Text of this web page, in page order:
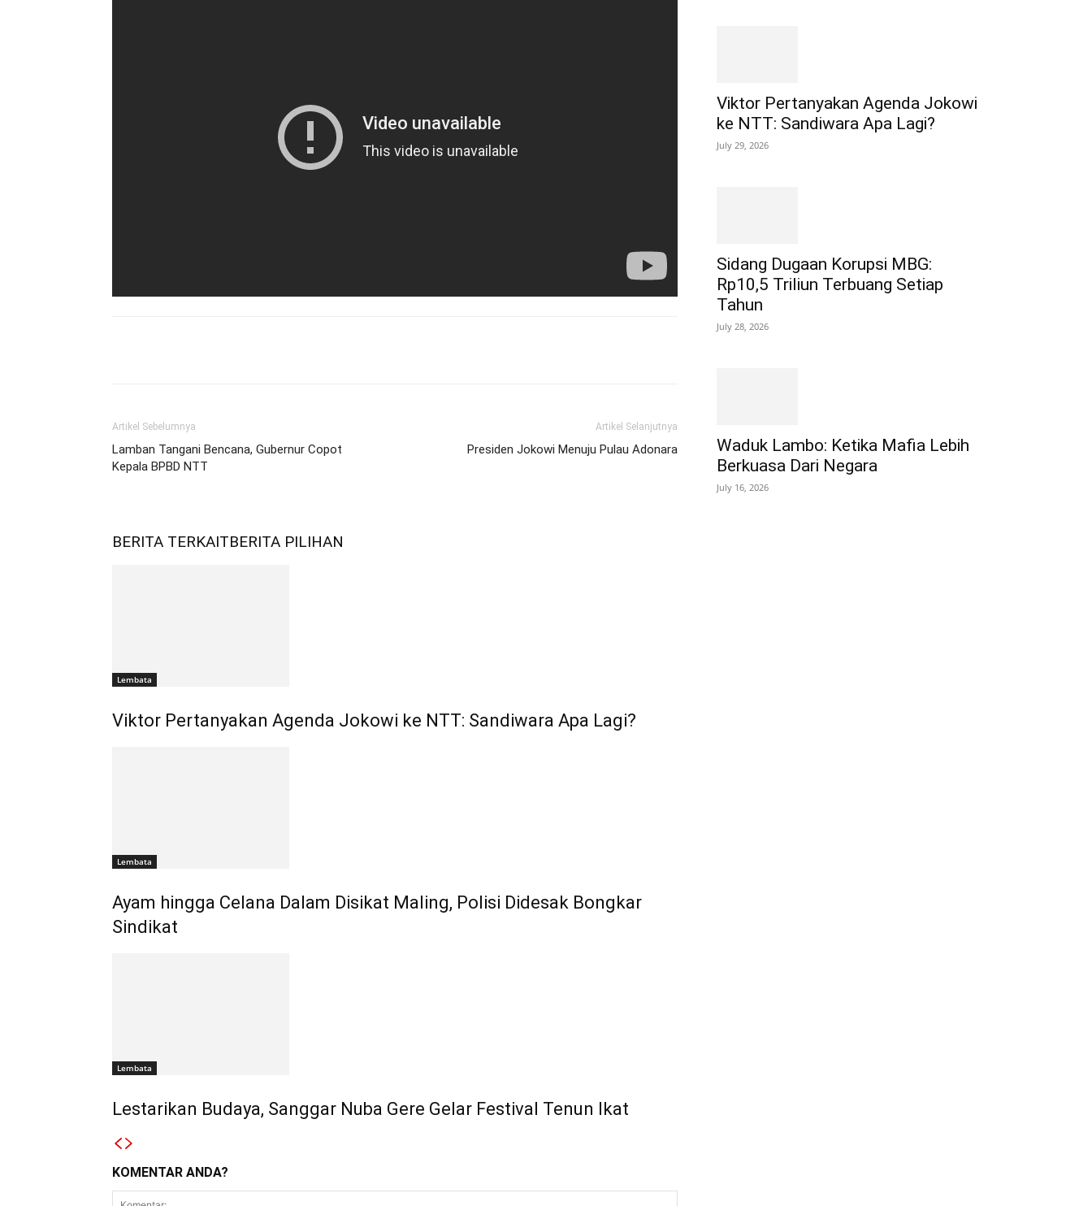
Artikel Sebelumnya
Lamban Tangani Bencana, Gubernur Copot
Kepala BPBD NTT
Artikel Selanjutnya
Presiden Jokowi Menuju Pulau Adonara
BERITA TERKAITBERITA PILIHAN
Lembata
Viktor Pertanyakan Agenda Jokowi ke NTT: Sandiwara Apa Lagi?
Lembata
Ayam hingga Celana Dalam Disikat Maling, Polisi Didesak Bongkar
Sindikat
Lembata
Lestarikan Budaya, Sanggar Nuba Gere Gelar Festival Tenun Ikat
KOMENTAR ANDA?
Viktor Pertanyakan Agenda Jokowi
ke NTT: Sandiwara Apa Lagi?
July 29, 2026
Sidang Dugaan Korupsi MBG:
Rp10,5 Triliun Terbuang Setiap
Tahun
July 28, 2026
Waduk Lambo: Ketika Mafia Lebih
Berkuasa Dari Negara
July 16, 2026